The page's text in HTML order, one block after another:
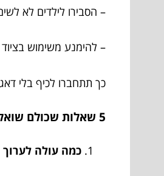
– הסבירו לילדים לא
– להימנע משימוש
כך תתחברו לכיף בלי
5 שאלות שכולם שואלים על יצירות עם בלונים וסיבות למה כדאי להוסיף אותם לאירועים שלכם
כמה עולה לערוך